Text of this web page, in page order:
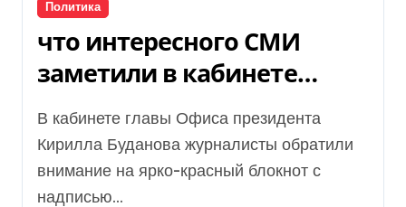
Политика
что интересного СМИ
заметили в кабинете
Буданова (фото)
В кабинете главы Офиса президента
Кирилла Буданова журналисты обратили
внимание на ярко-красный блокнот с
надписью...